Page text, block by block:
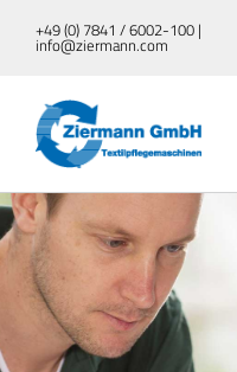
Inhalt
+49 (0) 7841 / 6002-100 |
info@ziermann.com
UNTERNEHMEN
TEXTILPFLEGEMASCHINEN
DEKONTAMINATION